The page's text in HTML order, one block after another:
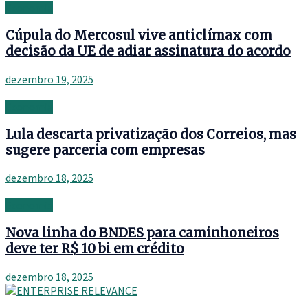
Cúpula do Mercosul vive anticlímax com
decisão da UE de adiar assinatura do acordo
dezembro 19, 2025
Lula descarta privatização dos Correios, mas
sugere parceria com empresas
dezembro 18, 2025
Nova linha do BNDES para caminhoneiros
deve ter R$ 10 bi em crédito
dezembro 18, 2025